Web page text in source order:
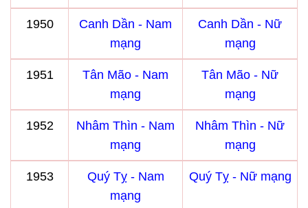
1950
Canh Dần - Nam
mạng
Canh Dần - Nữ
mạng
1951
Tân Mão - Nam
mạng
Tân Mão - Nữ
mạng
1952
Nhâm Thìn - Nam
mạng
Nhâm Thìn - Nữ
mạng
1953
Quý Tỵ - Nam
mạng
Quý Tỵ - Nữ mạng